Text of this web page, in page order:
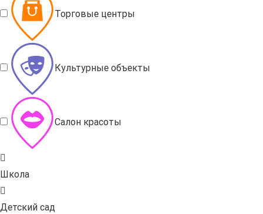
Торговые центры
Культурные объекты
Салон красоты
Школа
Детский сад